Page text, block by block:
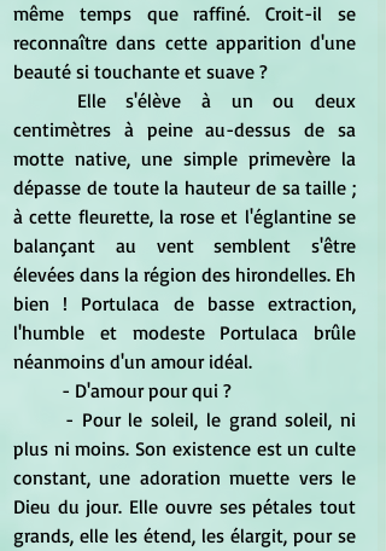
même temps que raffiné. Croit-il se
reconnaître dans cette apparition d'une
beauté si touchante et suave ?
centimètres à peine au-dessus de sa
motte native, une simple primevère la
dépasse de toute la hauteur de sa taille ;
à cette fleurette, la rose et l'églantine se
balançant au vent semblent s'être
élevées dans la région des hirondelles. Eh
bien ! Portulaca de basse extraction,
l'humble et modeste Portulaca brûle
néanmoins d'un amour idéal.
	- D'amour pour qui ?
plus ni moins. Son existence est un culte
constant, une adoration muette vers le
Dieu du jour. Elle ouvre ses pétales tout
grands, elle les étend, les élargit, pour se